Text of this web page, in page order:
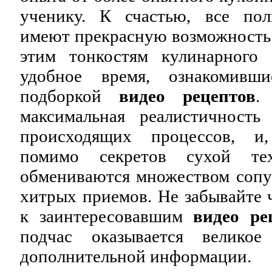
ученику. К счастью, все
имеют прекрасную
этим тонкостям
удобное время,
подборкой видео рецептов.
максимальная
происходящих процессов,
помимо секретов сухой
обмениваются множеством
хитрых приемов. Не забывайте
к заинтересовавшимвидео
подчас оказывается
дополнительной информации.